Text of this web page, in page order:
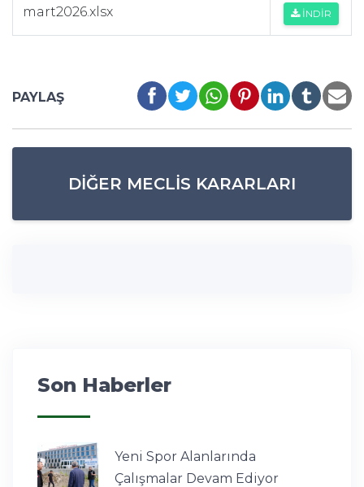
mart2026.xlsx İNDİR
PAYLAŞ
DIĞER MECLIS KARARLARI
Son Haberler
Yeni Spor Alanlarında
Çalışmalar Devam Ediyor